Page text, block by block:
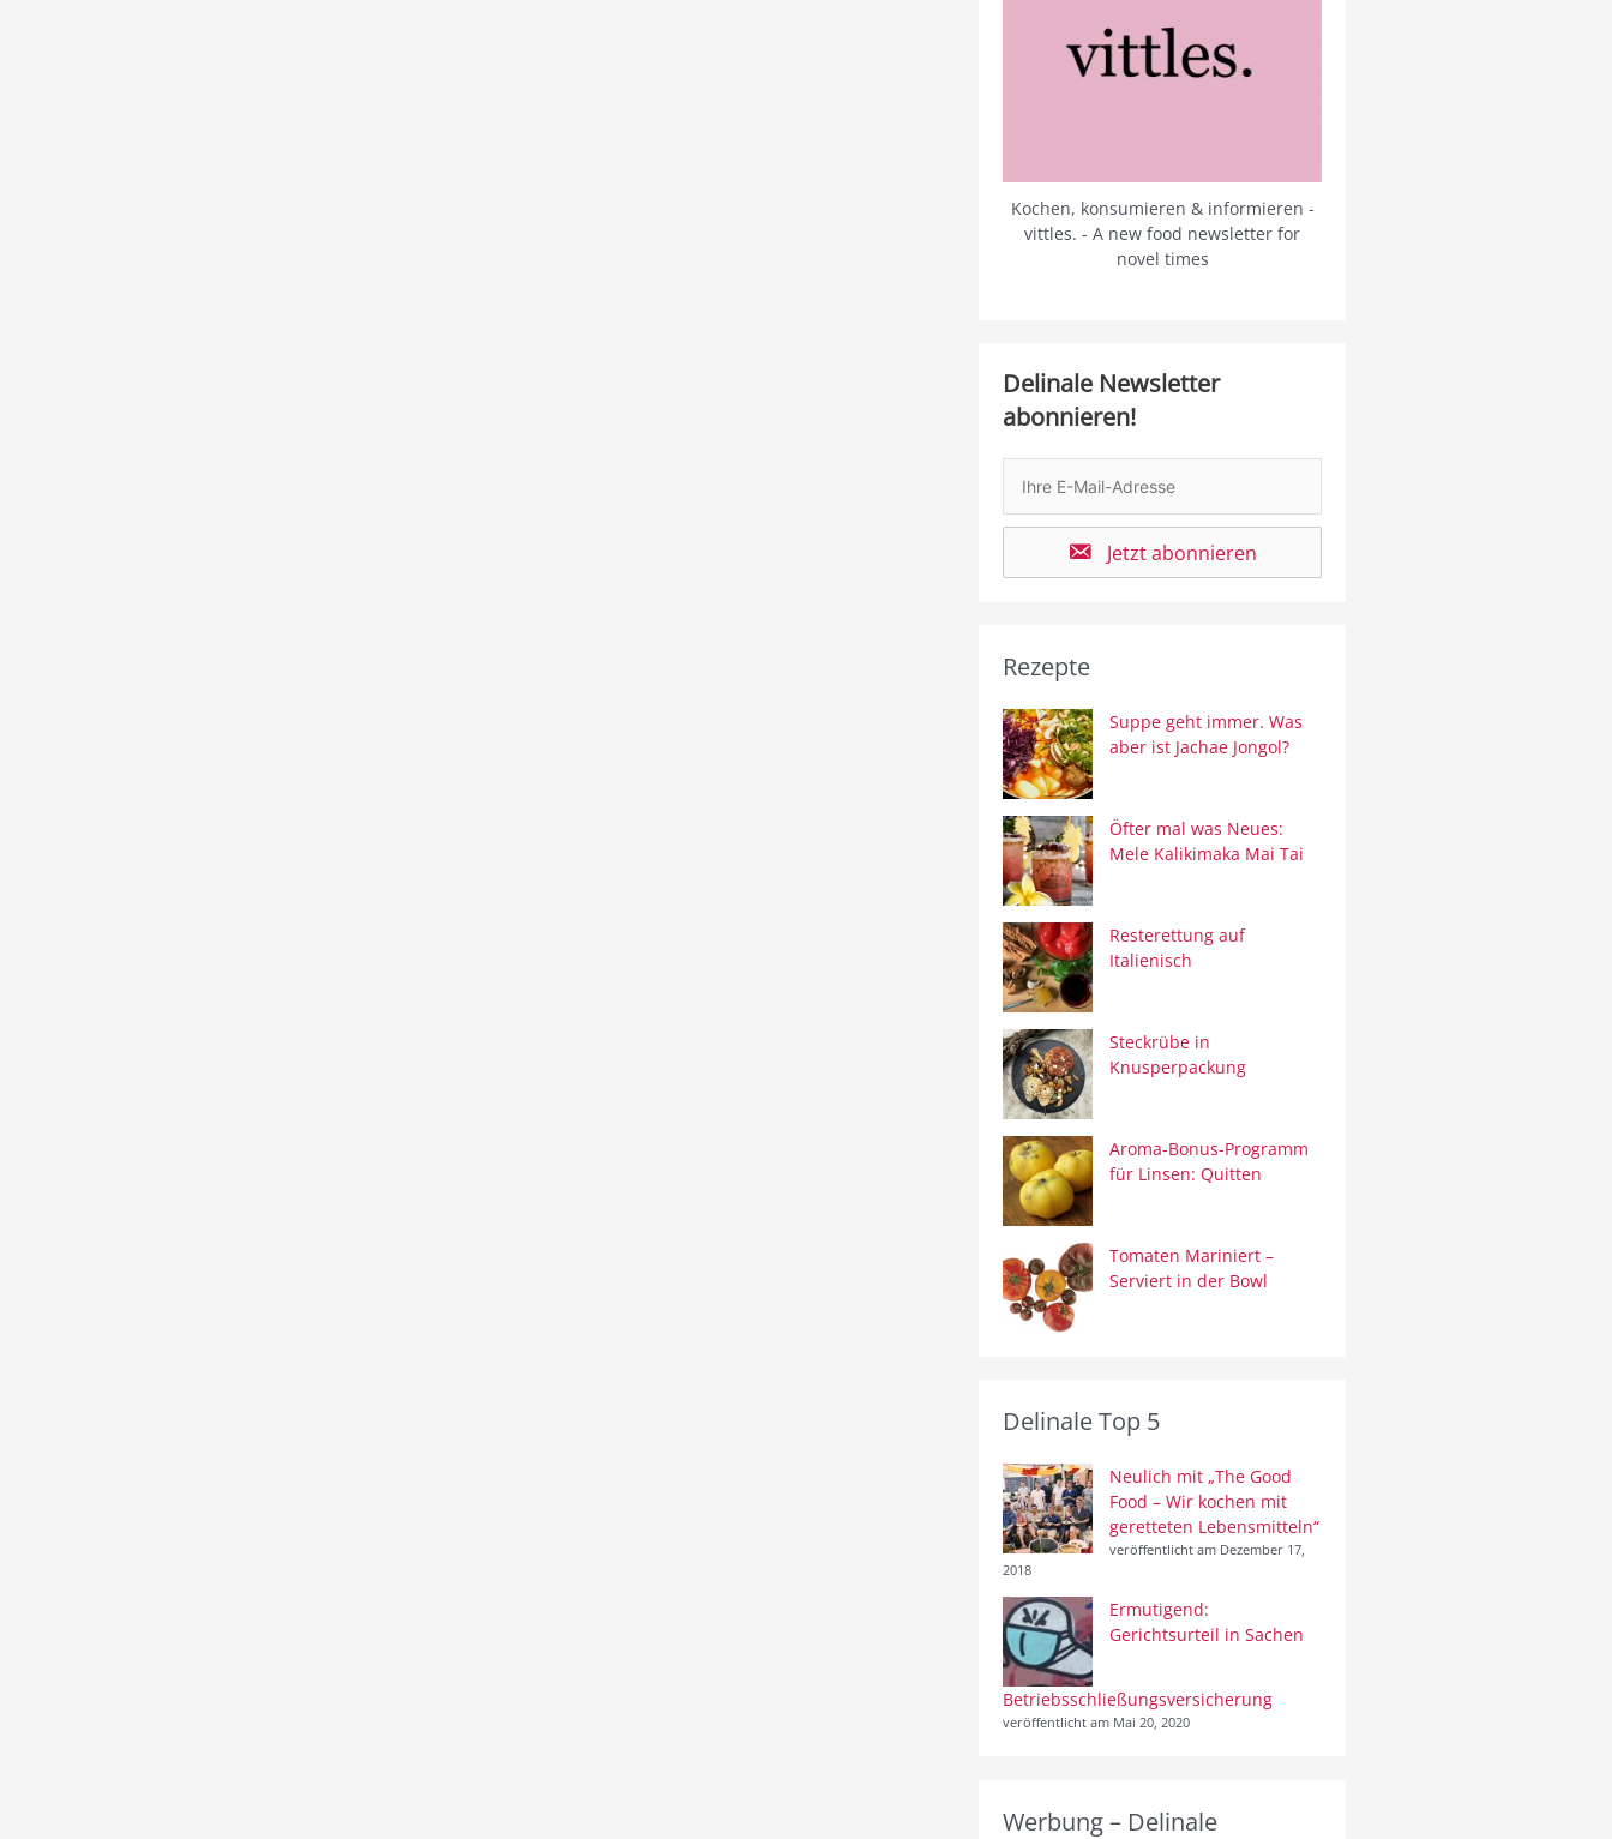
Kochen, konsumieren & informieren -
vittles. - A new food newsletter for
novel times
Delinale Newsletter
abonnieren!
Jetzt abonnieren
Rezepte
Suppe geht immer. Was
aber ist Jachae Jongol?
Öfter mal was Neues:
Mele Kalikimaka Mai Tai
Resterettung auf
Italienisch
Steckrübe in
Knusperpackung
Aroma-Bonus-Programm
für Linsen: Quitten
Tomaten Mariniert –
Serviert in der Bowl
Delinale Top 5
Neulich mit „The Good
Food – Wir kochen mit
geretteten Lebensmitteln“
veröffentlicht am Dezember 17,
2018
Ermutigend:
Gerichtsurteil in Sachen
Betriebsschließungsversicherung
veröffentlicht am Mai 20, 2020
Werbung – Delinale